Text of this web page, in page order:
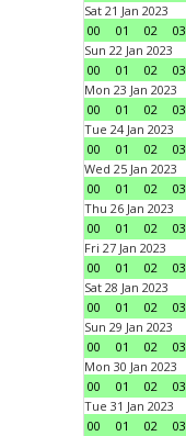
Sat 21 Jan 2023
00
01 02 03
Sun 22 Jan 2023
00
01 02 03
Mon 23 Jan 2023
00
01 02 03
Tue 24 Jan 2023
00
01 02 03
Wed 25 Jan 2023
00
01 02 03
Thu 26 Jan 2023
00
01 02 03
Fri 27 Jan 2023
00
01 02 03
Sat 28 Jan 2023
00
01 02 03
Sun 29 Jan 2023
00
01 02 03
Mon 30 Jan 2023
00
01 02 03
Tue 31 Jan 2023
00
01 02 03